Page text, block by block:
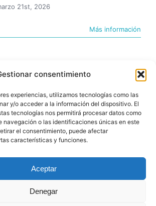
consentimiento
experiencias, utilizamos tecnologías como las
y/o acceder a la información del dispositivo. El
tecnologías nos permitirá procesar datos como
navegación o las identificaciones únicas en este
el consentimiento, puede afectar
características y funciones.
Aceptar
Denegar
21st, 2026
Más información
2026 |BIGfoot | PROYECTOS DIGITALES